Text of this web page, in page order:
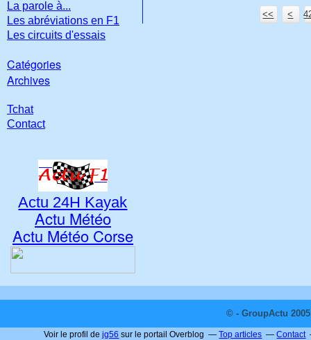
<< <
La parole à...
Les abréviations en F1
Les circuits d'essais
Catégories
Archives
Tchat
Contact
Actu 24H Kayak
Actu Météo
Actu Météo Corse
© - GroupActu
Voir le profil dejg56 sur le portail Overblog Top articles Contact